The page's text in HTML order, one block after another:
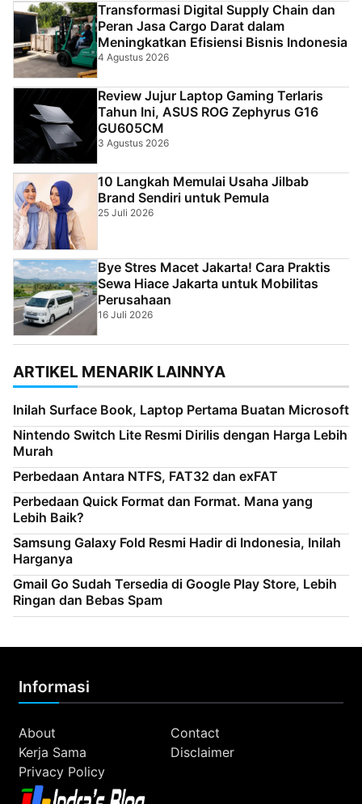
Transformasi Digital Supply Chain dan
Peran Jasa Cargo Darat dalam
Meningkatkan Efisiensi Bisnis Indonesia
4 Agustus 2026
Review Jujur Laptop Gaming Terlaris
Tahun Ini, ASUS ROG Zephyrus G16
GU605CM
3 Agustus 2026
10 Langkah Memulai Usaha Jilbab
Brand Sendiri untuk Pemula
25 Juli 2026
Bye Stres Macet Jakarta! Cara Praktis
Sewa Hiace Jakarta untuk Mobilitas
Perusahaan
16 Juli 2026
ARTIKEL MENARIK LAINNYA
Inilah Surface Book, Laptop Pertama Buatan Microsoft
Nintendo Switch Lite Resmi Dirilis dengan Harga Lebih
Murah
Perbedaan Antara NTFS, FAT32 dan exFAT
Perbedaan Quick Format dan Format. Mana yang
Lebih Baik?
Samsung Galaxy Fold Resmi Hadir di Indonesia, Inilah
Harganya
Gmail Go Sudah Tersedia di Google Play Store, Lebih
Ringan dan Bebas Spam
Informasi
About
Contact
Kerja Sama
Disclaimer
Privacy Policy